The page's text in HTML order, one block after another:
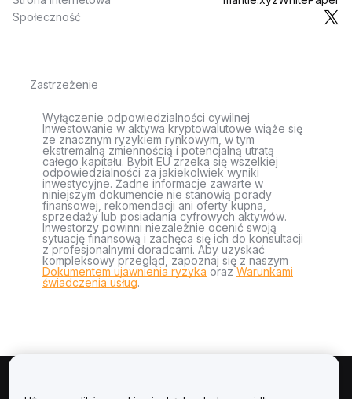
Społeczność
Zastrzeżenie
Wyłączenie odpowiedzialności cywilnej
Inwestowanie w aktywa kryptowalutowe wiąże się
ze znacznym ryzykiem rynkowym, w tym
ekstremalną zmiennością i potencjalną utratą
całego kapitału. Bybit EU zrzeka się wszelkiej
odpowiedzialności za jakiekolwiek wyniki
inwestycyjne. Żadne informacje zawarte w
niniejszym dokumencie nie stanowią porady
finansowej, rekomendacji ani oferty kupna,
sprzedaży lub posiadania cyfrowych aktywów.
Inwestorzy powinni niezależnie ocenić swoją
sytuację finansową i zachęca się ich do konsultacji
z profesjonalnymi doradcami. Aby uzyskać
kompleksowy przegląd, zapoznaj się z naszym
Dokumentem ujawnienia ryzyka orazWarunkami
świadczenia usług.
Informacje